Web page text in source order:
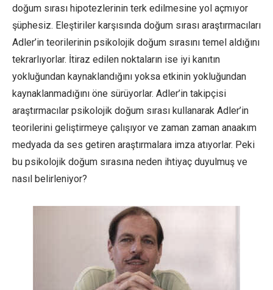
doğum sırası hipotezlerinin terk edilmesine yol açmıyor
şüphesiz. Eleştiriler karşısında doğum sırası araştırmacıları
Adler’in teorilerinin psikolojik doğum sırasını temel aldığını
tekrarlıyorlar. İtiraz edilen noktaların ise iyi kanıtın
yokluğundan kaynaklandığını yoksa etkinin yokluğundan
kaynaklanmadığını öne sürüyorlar. Adler’in takipçisi
araştırmacılar psikolojik doğum sırası kullanarak Adler’in
teorilerini geliştirmeye çalışıyor ve zaman zaman anaakım
medyada da ses getiren araştırmalara imza atıyorlar. Peki
bu psikolojik doğum sırasına neden ihtiyaç duyulmuş ve
nasıl belirleniyor?